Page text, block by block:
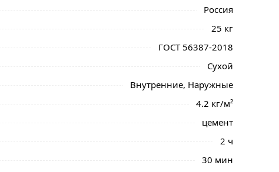
Россия
25 кг
ГОСТ 56387-2018
Сухой
Внутренние, Наружные
4.2 кг/м²
цемент
2 ч
30 мин